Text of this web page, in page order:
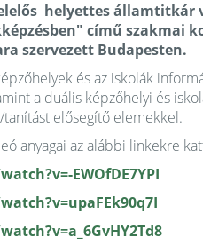
helyettes államtitkár
című szakmai
szervezett Budapesten.
és az iskolák
a duális képzőhelyi és
elősegítő elemekkel.
anyagai az alábbi linkekre
EWOfDE7YPI